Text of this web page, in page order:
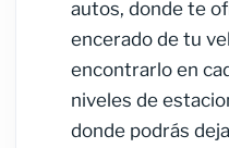
autos, donde te
encerado de tu
encontrarlo en
niveles de
donde podrás